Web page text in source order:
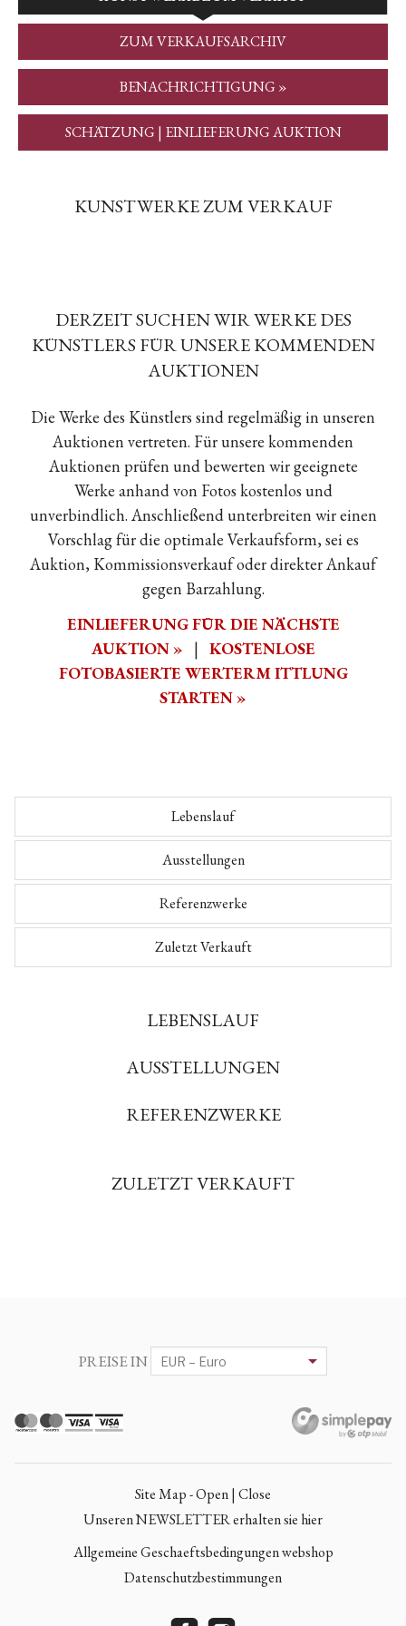
ZUM VERKAUFSARCHIV
BENACHRICHTIGUNG »
SCHÄTZUNG | EINLIEFERUNG AUKTION
KUNSTWERKE ZUM VERKAUF
DERZEIT SUCHEN WIR WERKE DES
KÜNSTLERS FÜR UNSERE KOMMENDEN
AUKTIONEN
Die Werke des Künstlers sind regelmäßig in unseren
Auktionen vertreten. Für unsere kommenden
Auktionen prüfen und bewerten wir geeignete
Werke anhand von Fotos kostenlos und
unverbindlich. Anschließend unterbreiten wir einen
Vorschlag für die optimale Verkaufsform, sei es
Auktion, Kommissionsverkauf oder direkter Ankauf
gegen Barzahlung.
EINLIEFERUNG FÜR DIE NÄCHSTE
AUKTION »
| KOSTENLOSE
FOTOBASIERTE WERTERM ITTLUNG
STARTEN »
Lebenslauf
Ausstellungen
Referenzwerke
Zuletzt Verkauft
LEBENSLAUF
AUSSTELLUNGEN
REFERENZWERKE
ZULETZT VERKAUFT
PREISE IN
Site Map - Open | Close
Unseren NEWSLETTER erhalten sie hier
Allgemeine Geschaeftsbedingungen webshop
Datenschutzbestimmungen